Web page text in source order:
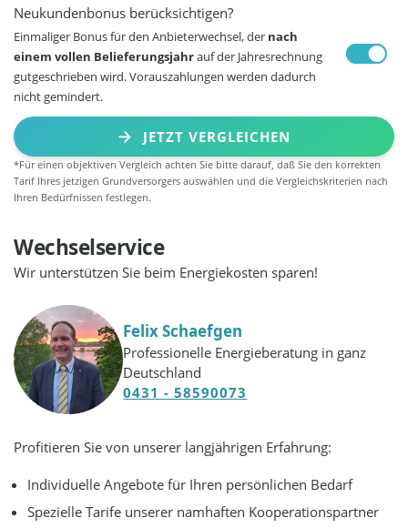
Neukundenbonus berücksichtigen?
Einmaliger Bonus für den Anbieterwechsel, der nach
einem vollen Belieferungsjahrauf der Jahresrechnung
gutgeschrieben wird. Vorauszahlungen werden dadurch
nicht gemindert.
JETZT VERGLEICHEN
*Für einen objektiven Vergleich achten Sie bitte darauf, daß Sie den korrekten
Tarif Ihres jetzigen Grundversorgers auswählen und die Vergleichskriterien nach
Ihren Bedürfnissen festlegen.
Wechselservice
Wir unterstützen Sie beim Energiekosten sparen!
Felix Schaefgen
Professionelle Energieberatung in ganz
Deutschland
0431 - 58590073
Profitieren Sie von unserer langjährigen Erfahrung:
Individuelle Angebote für Ihren persönlichen Bedarf
Spezielle Tarife unserer namhaften Kooperationspartner